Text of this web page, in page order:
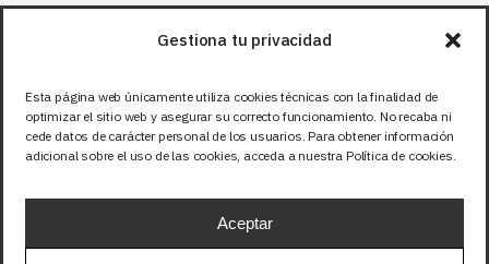
Gestiona tu privacidad
Esta página web únicamente utiliza cookies técnicas con la finalidad de
optimizar el sitio web y asegurar su correcto funcionamiento. No recaba ni
cede datos de carácter personal de los usuarios. Para obtener información
adicional sobre el uso de las cookies, acceda a nuestra Política de cookies.
Aceptar
Política de cookies
Síguenos
Facebook
X (Twitter)
Instagram